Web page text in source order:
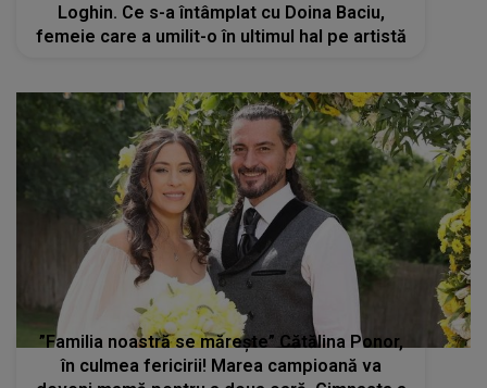
Loghin. Ce s-a întâmplat cu Doina Baciu,
femeie care a umilit-o în ultimul hal pe artistă
”Familia noastră se mărește” Cătălina Ponor,
în culmea fericirii! Marea campioană va